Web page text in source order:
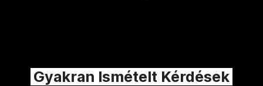
Gyakran Ismételt Kérdések